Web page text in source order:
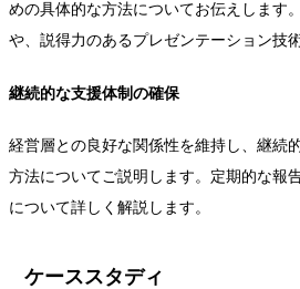
めの具体的な方法についてお伝えします
や、説得力のあるプレゼンテーション技
継続的な支援体制の確保
経営層との良好な関係性を維持し、継続
方法についてご説明します。定期的な報
について詳しく解説します。
ケーススタディ